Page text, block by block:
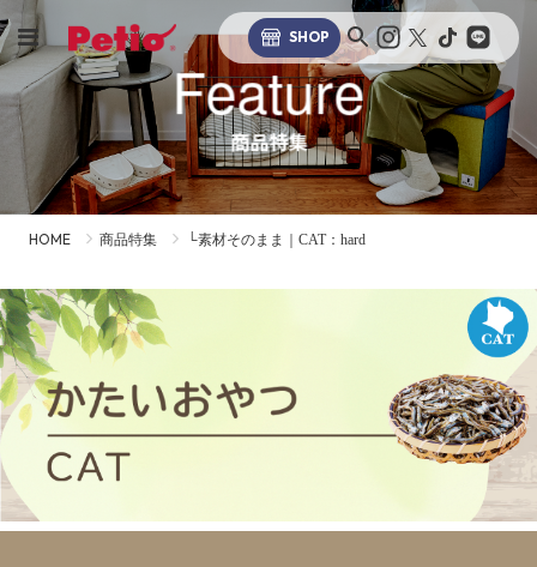
SHOP
Feature
商品特集
HOME 商品特集 └素材そのまま｜CAT：hard